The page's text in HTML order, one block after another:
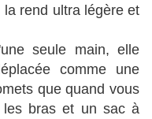
rend ultra légère et
seule main, elle
comme une
que quand vous
bras et un sac à